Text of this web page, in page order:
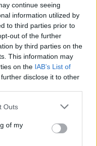
continue seeing
information utilized by
to third parties prior to
out of the further
by third parties on the
This information may
on the IAB’s List of
disclose it to other
Outs
of my
αρνείται αυτούς
φορά που
συναντήθηκαν κατά
έκτοτε έχουν γίνει